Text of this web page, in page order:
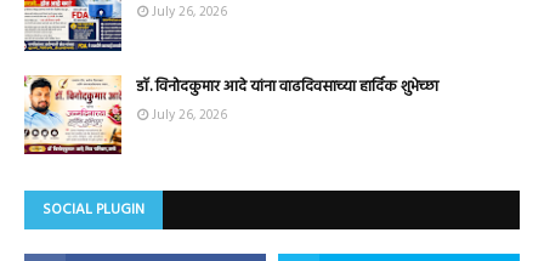
July 26, 2026
डॉ. विनोदकुमार आदे यांना वाढदिवसाच्या हार्दिक शुभेच्छा
July 26, 2026
SOCIAL PLUGIN